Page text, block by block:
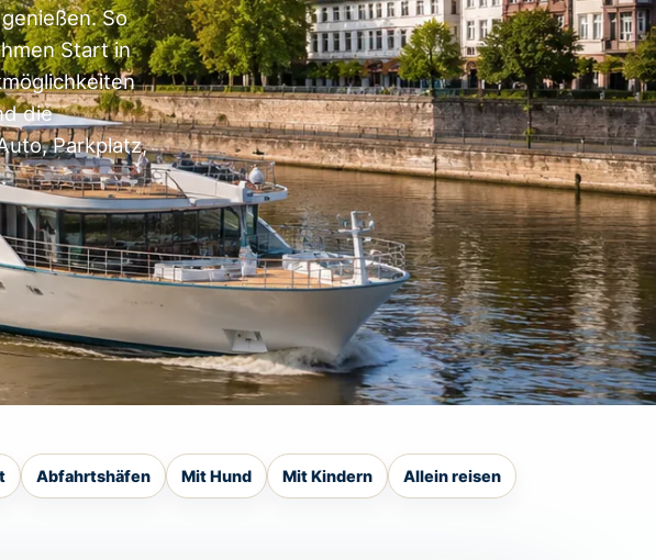
So
Start in
die
Parkplatz,
Abfahrtshäfen Mit Hund Mit Kindern Allein reisen